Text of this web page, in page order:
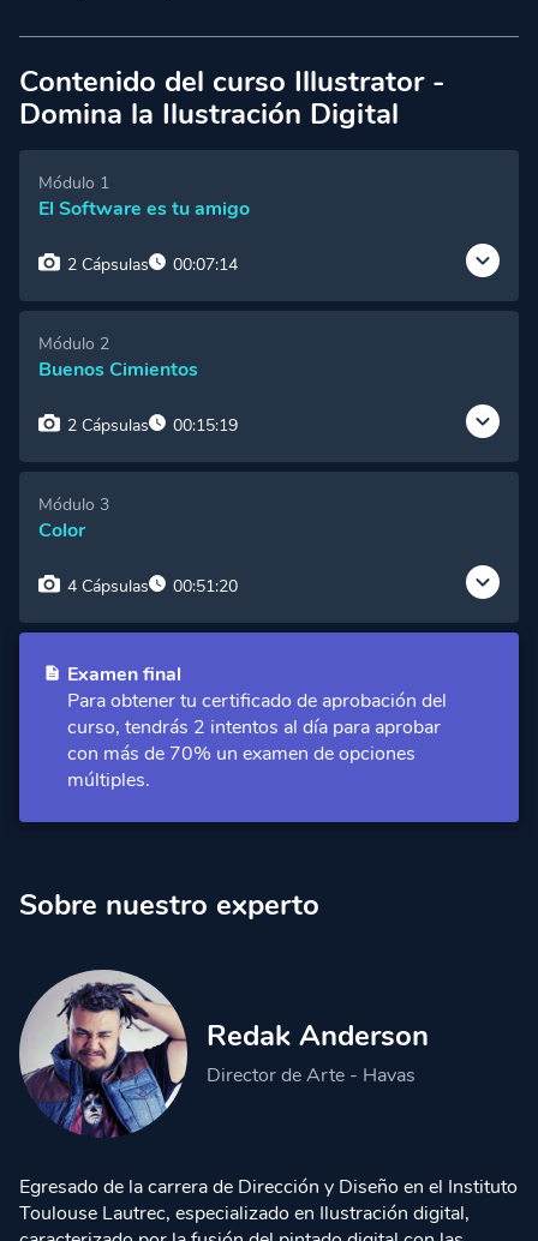
Contenido del curso Illustrator -
Domina la Ilustración Digital
Módulo 1
El Software es tu amigo
2 Cápsulas 00:07:14
Módulo 2
Buenos Cimientos
2 Cápsulas 00:15:19
Acceso Premium
Módulo 3
Color
4 Cápsulas 00:51:20
Cápsula 2:Pintando con volumen plano Acceso Premium
Cápsula 3:
Cápsula 4:Pintado de Fusión y
Examen final
Para obtener tu certificado de aprobación del
curso, tendrás 2 intentos al día para aprobar
con más de 70% un examen de opciones
múltiples.
Sobre nuestro experto
Redak Anderson
Director de Arte - Havas
Egresado de la carrera de Dirección y Diseño en el Instituto
Toulouse Lautrec, especializado en Ilustración digital,